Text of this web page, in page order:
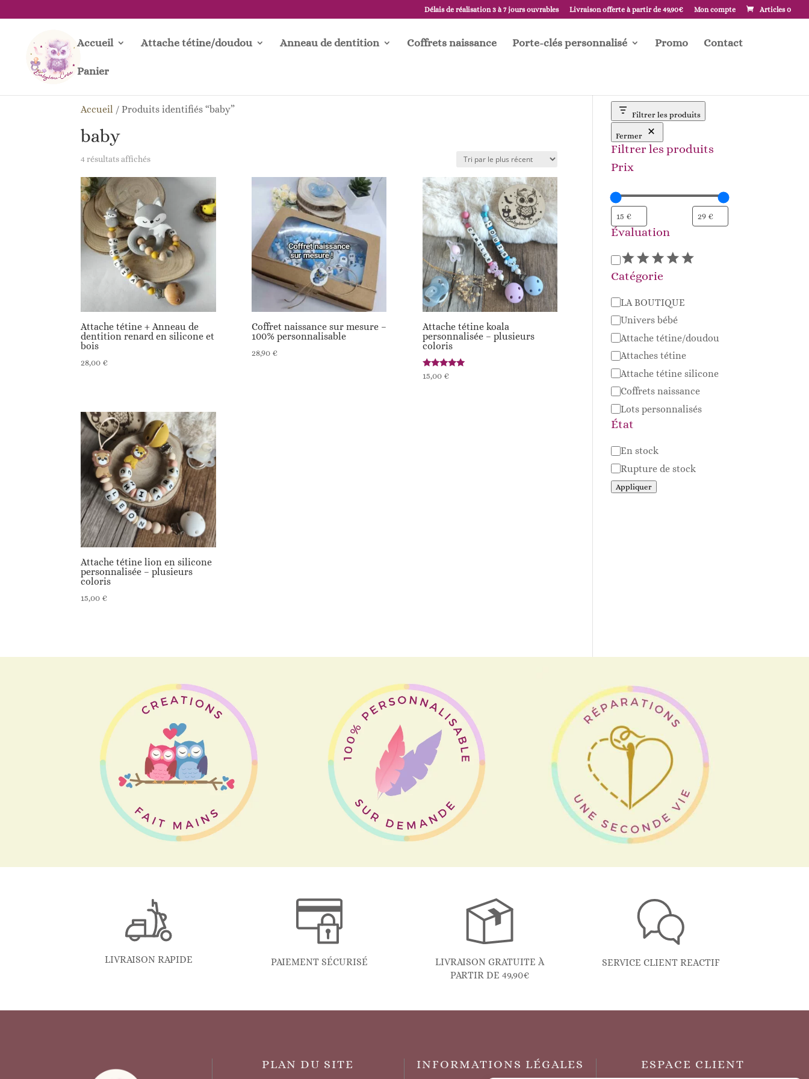
Délais de réalisation 3 à 7 jours ouvrables Livraison offerte à partir de 49,90€ Mon compte Articles 0
Accueil Attache tétine/doudou Anneau de dentition Coffrets naissance Porte-clés personnalisé Promo Contact
Panier
Accueil /Produits identifiés “baby”
baby
4 résultats affichésTrié
plus
récent
au
plus
ancien
Attache tétine + Anneau de
dentition renard en silicone et
bois
28,00 €
Coffret naissance sur mesure –
100% personnalisable
28,90 €
Attache tétine koala
personnalisée – plusieurs
coloris
Note
5.00
15,00 €
Attache tétine lion en silicone
personnalisée – plusieurs
coloris
15,00 €
Filtrer les produits
Fermer
Filtrer les produits
Prix
Évaluation
Évaluation
Catégorie
Catégorie
LA BOUTIQUE
Univers bébé
Attache tétine/doudou
Attaches tétine
Attache tétine silicone
Coffrets naissance
Lots personnalisés
État
Disponibilité
En stock
Rupture de stock
Appliquer
LIVRAISON RAPIDE PAIEMENT SÉCURISÉ
LIVRAISON GRATUITE À
PARTIR DE 49,90€
SERVICE CLIENT REACTIF
PLAN DU SITE INFORMATIONS LÉGALES ESPACE CLIENT